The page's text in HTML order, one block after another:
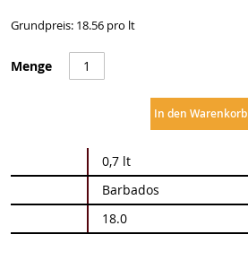
Grundpreis: 18.56 pro lt
Menge
In den Warenkorb
Informationen
0,7 lt
Barbados
18.0